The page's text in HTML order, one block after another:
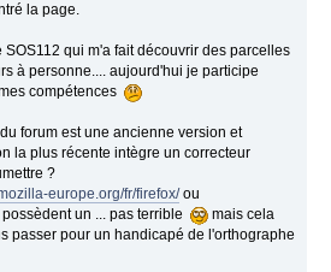
la page.
qui m'a fait découvrir des parcelles
à personne.... aujourd'hui je participe
compétences
forum est une ancienne version et
la plus récente intègre un correcteur
?
europe.org/fr/firefox/ou
un ... pas terrible
mais cela
passer pour un handicapé de l'orthographe